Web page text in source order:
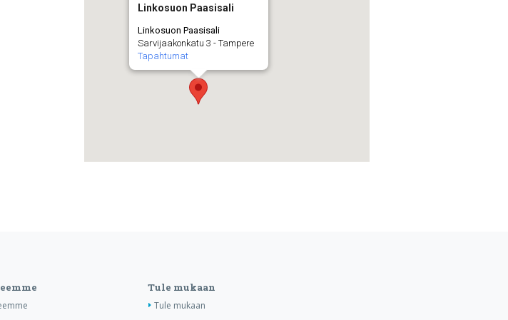
Linkosuon Paasisali
Linkosuon Paasisali
Sarvijaakonkatu 3 - Tampere
Tapahtumat
Tule mukaan
Tule mukaan